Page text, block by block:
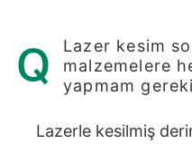
Lazer kesim
malzemelere
yapmam
Lazerle kesilmiş